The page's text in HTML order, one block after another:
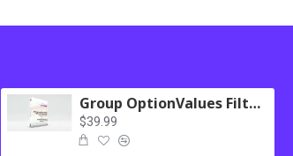
Group OptionValues Filter/ColorDial for Journal 3x OC 2.3.x
$39.99